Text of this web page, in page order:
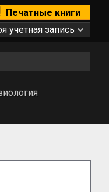
Печатные книги
учетная запись